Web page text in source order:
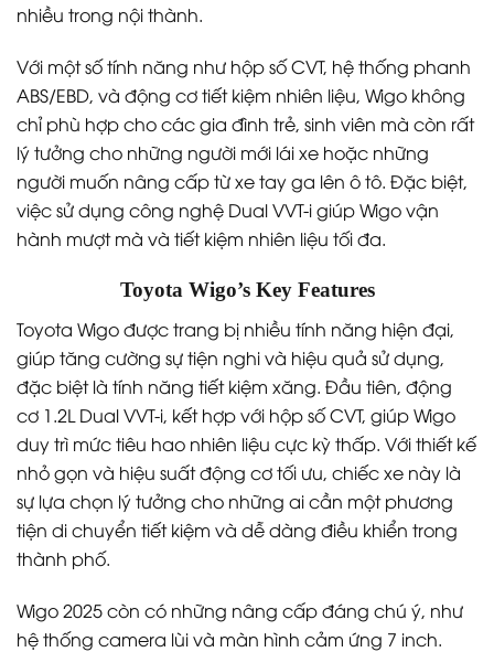
nhiều trong nội thành.
Với một số tính năng như hộp số CVT, hệ thống phanh
ABS/EBD, và động cơ tiết kiệm nhiên liệu, Wigo không
chỉ phù hợp cho các gia đình trẻ, sinh viên mà còn rất
lý tưởng cho những người mới lái xe hoặc những
người muốn nâng cấp từ xe tay ga lên ô tô. Đặc biệt,
việc sử dụng công nghệ Dual VVT-i giúp Wigo vận
hành mượt mà và tiết kiệm nhiên liệu tối đa.
Toyota Wigo’s Key Features
Toyota Wigo được trang bị nhiều tính năng hiện đại,
giúp tăng cường sự tiện nghi và hiệu quả sử dụng,
đặc biệt là tính năng tiết kiệm xăng. Đầu tiên, động
cơ 1.2L Dual VVT-i, kết hợp với hộp số CVT, giúp Wigo
duy trì mức tiêu hao nhiên liệu cực kỳ thấp. Với thiết kế
nhỏ gọn và hiệu suất động cơ tối ưu, chiếc xe này là
sự lựa chọn lý tưởng cho những ai cần một phương
tiện di chuyển tiết kiệm và dễ dàng điều khiển trong
thành phố.
Wigo 2025 còn có những nâng cấp đáng chú ý, như
hệ thống camera lùi và màn hình cảm ứng 7 inch.